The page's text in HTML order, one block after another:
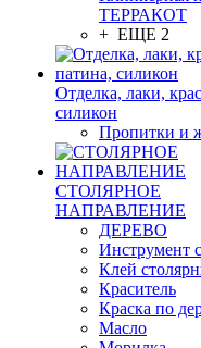
ТЕРРАКОТ
+ ЕЩЕ 2
Отделка, лаки,
силикон
Пропитки и
СТОЛЯРНОЕ
НАПРАВЛЕНИЕ
ДЕРЕВО
Инструмент
Клей
Краситель
Краска по
Масло